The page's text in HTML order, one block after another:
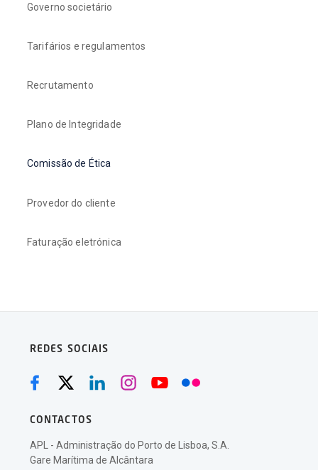
Governo societário
Tarifários e regulamentos
Recrutamento
Plano de Integridade
Comissão de Ética
Provedor do cliente
Faturação eletrónica
REDES SOCIAIS
CONTACTOS
APL - Administração do Porto de Lisboa, S.A.
Gare Marítima de Alcântara